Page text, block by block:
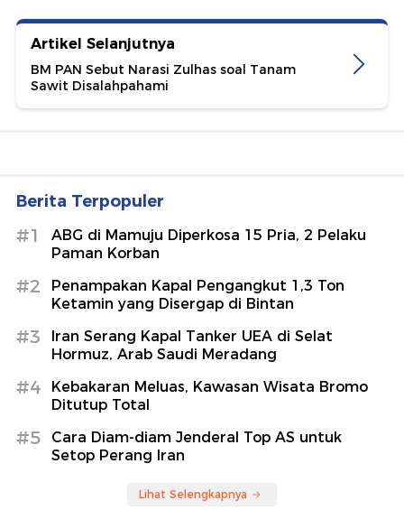
Artikel Selanjutnya
BM PAN Sebut Narasi Zulhas soal Tanam
Sawit Disalahpahami
Berita Terpopuler
#1
ABG di Mamuju Diperkosa 15 Pria, 2 Pelaku
Paman Korban
#2
Penampakan Kapal Pengangkut 1,3 Ton
Ketamin yang Disergap di Bintan
#3
Iran Serang Kapal Tanker UEA di Selat
Hormuz, Arab Saudi Meradang
#4
Kebakaran Meluas, Kawasan Wisata Bromo
Ditutup Total
#5
Cara Diam-diam Jenderal Top AS untuk
Setop Perang Iran
Lihat Selengkapnya